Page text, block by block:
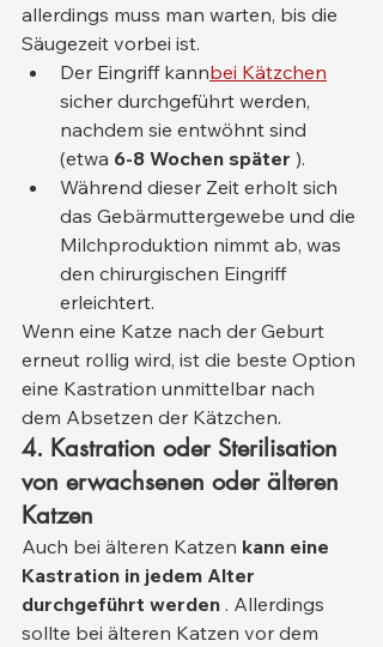
allerdings muss man warten, bis die
Säugezeit vorbei ist.
Der Eingriff kannbei Kätzchen
sicher durchgeführt werden,
nachdem sie entwöhnt sind
(etwa 6-8 Wochen später ).
Während dieser Zeit erholt sich
das Gebärmuttergewebe und die
Milchproduktion nimmt ab, was
den chirurgischen Eingriff
erleichtert.
Wenn eine Katze nach der Geburt
erneut rollig wird, ist die beste Option
eine Kastration unmittelbar nach
dem Absetzen der Kätzchen.
4. Kastration oder Sterilisation
von erwachsenen oder älteren
Katzen
Auch bei älteren Katzen kann eine
Kastration in jedem Alter
durchgeführt werden . Allerdings
sollte bei älteren Katzen vor dem